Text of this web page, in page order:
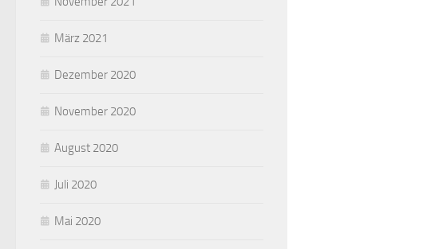
März 2021
Dezember 2020
November 2020
August 2020
Juli 2020
Mai 2020